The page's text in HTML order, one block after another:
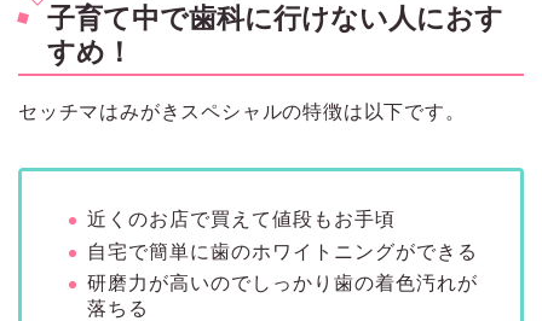
子育て中で歯科に行けない人におす
すめ！
セッチマはみがきスペシャルの特徴は以下です。
近くのお店で買えて値段もお手頃
自宅で簡単に歯のホワイトニングができる
研磨力が高いのでしっかり歯の着色汚れが
落ちる